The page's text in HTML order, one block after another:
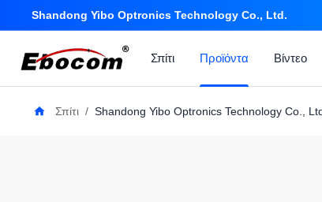
Shandong Yibo Optronics Technology Co., Ltd.
Σπίτι Προϊόντα Βίντεο
Σπίτι / Shandong Yibo Optronics Technology Co.,